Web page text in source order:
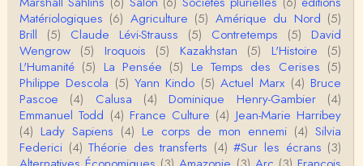
Anonymous
Homo sapiens a clairement évolué depuis 300 00
0 ans. Tout d'abord, il y a la différence notable …
Christophe Darmangeat
Cet article apporte de l'eau à mon moulin (si j'ose
dire) en appuyant la réalité des torture…
roland chaudat
Matériologiques (6) Agriculture (5) Amérique du Nord (5)
Brill
(5) Claude Lévi-Strauss (5) Contretemps (5)
David
Wengrow (5) Iroquois (5) Kazakhstan (5) L'Histoire
(5)
L'Humanité (5) La Pensée (5) Le Temps des Cerises (5)
Philippe Descola (5) Yann Kindo (5) Actuel Marx (4) Bruce
Pascoe
(4) Calusa (4) Dominique Henry-Gambier
(4)
Emmanuel Todd (4) France Culture (4) Jean-Marie Harribey
(4) Lady Sapiens (4) Le corps de mon ennemi (4) Silvia
Federici (4) Théorie des transferts (4) #Sur les écrans (3)